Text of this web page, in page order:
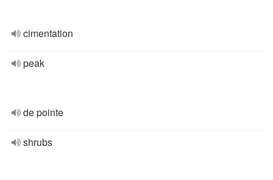
cimentation
peak
de pointe
shrubs